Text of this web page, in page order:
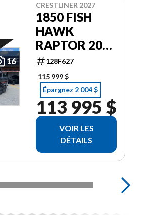
16
CRESTLINER 2027
1850 FISH
HAWK
RAPTOR 200
PRO XS4
128F627
115 999 $
Épargnez 2 004 $
113 995 $
VOIR LES
DÉTAILS